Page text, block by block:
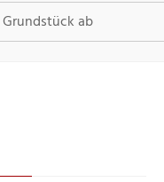
Grundstück ab